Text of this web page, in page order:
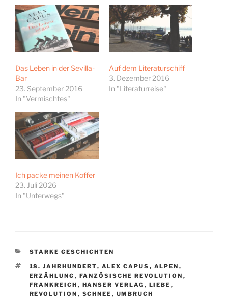
Das Leben in der Sevilla-
Bar
23. September 2016
In "Vermischtes"
Auf dem Literaturschiff
3. Dezember 2016
In "Literaturreise"
Ich packe meinen Koffer
23. Juli 2026
In "Unterwegs"
KATEGORIEN
STARKE GESCHICHTEN
SCHLAGWÖRTER
18. JAHRHUNDERT, ALEX CAPUS , ALPEN ,
ERZÄHLUNG , FANZÖSISCHE REVOLUTION ,
FRANKREICH , HANSER VERLAG , LIEBE ,
REVOLUTION , SCHNEE , UMBRUCH